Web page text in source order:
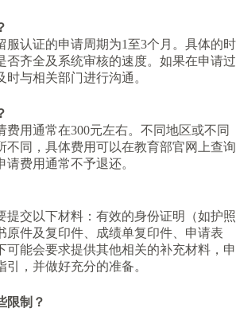
服认证的申请周期为1至3个月。具体的时
否齐全及系统审核的速度。如果在申请过
与相关部门进行沟通。
费用通常在300元左右。不同地区或不同
不同，具体费用可以在教育部官网上查询
费用通常不予退还。
提交以下材料：有效的身份证明（如护照
原件及复印件、成绩单复印件、申请表
可能会要求提供其他相关的补充材料，申
，并做好充分的准备。
限制？